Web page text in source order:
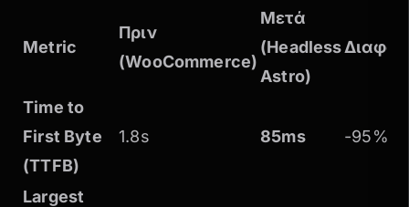
Metric
Πριν
(WooCommerce)
Μετά
(Headless
Astro)
Time to
First Byte
(TTFB)
1.8s 85ms -95%
Largest